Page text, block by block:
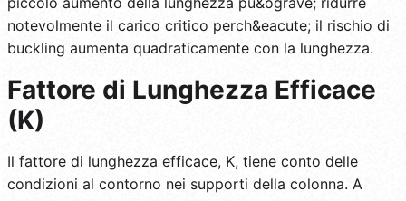
notevolmente il carico critico perch&eacute; il rischio di
buckling aumenta quadraticamente con la lunghezza.
Fattore di Lunghezza Efficace
(K)
Il fattore di lunghezza efficace, K, tiene conto delle
condizioni al contorno nei supporti della colonna. A